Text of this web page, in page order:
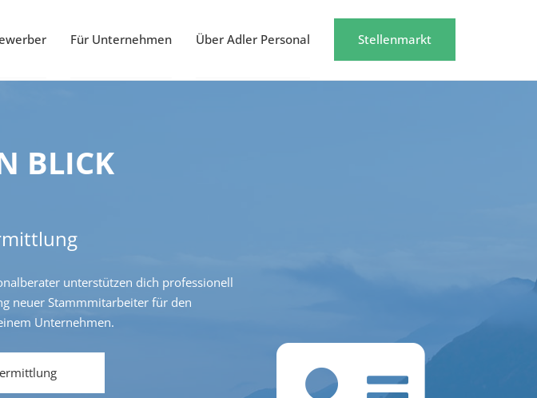
Für Unternehmen Über Adler Personal Stellenmarkt
BLICK
unterstützen dich professionell
neuer Stammmitarbeiter für den
Unternehmen.